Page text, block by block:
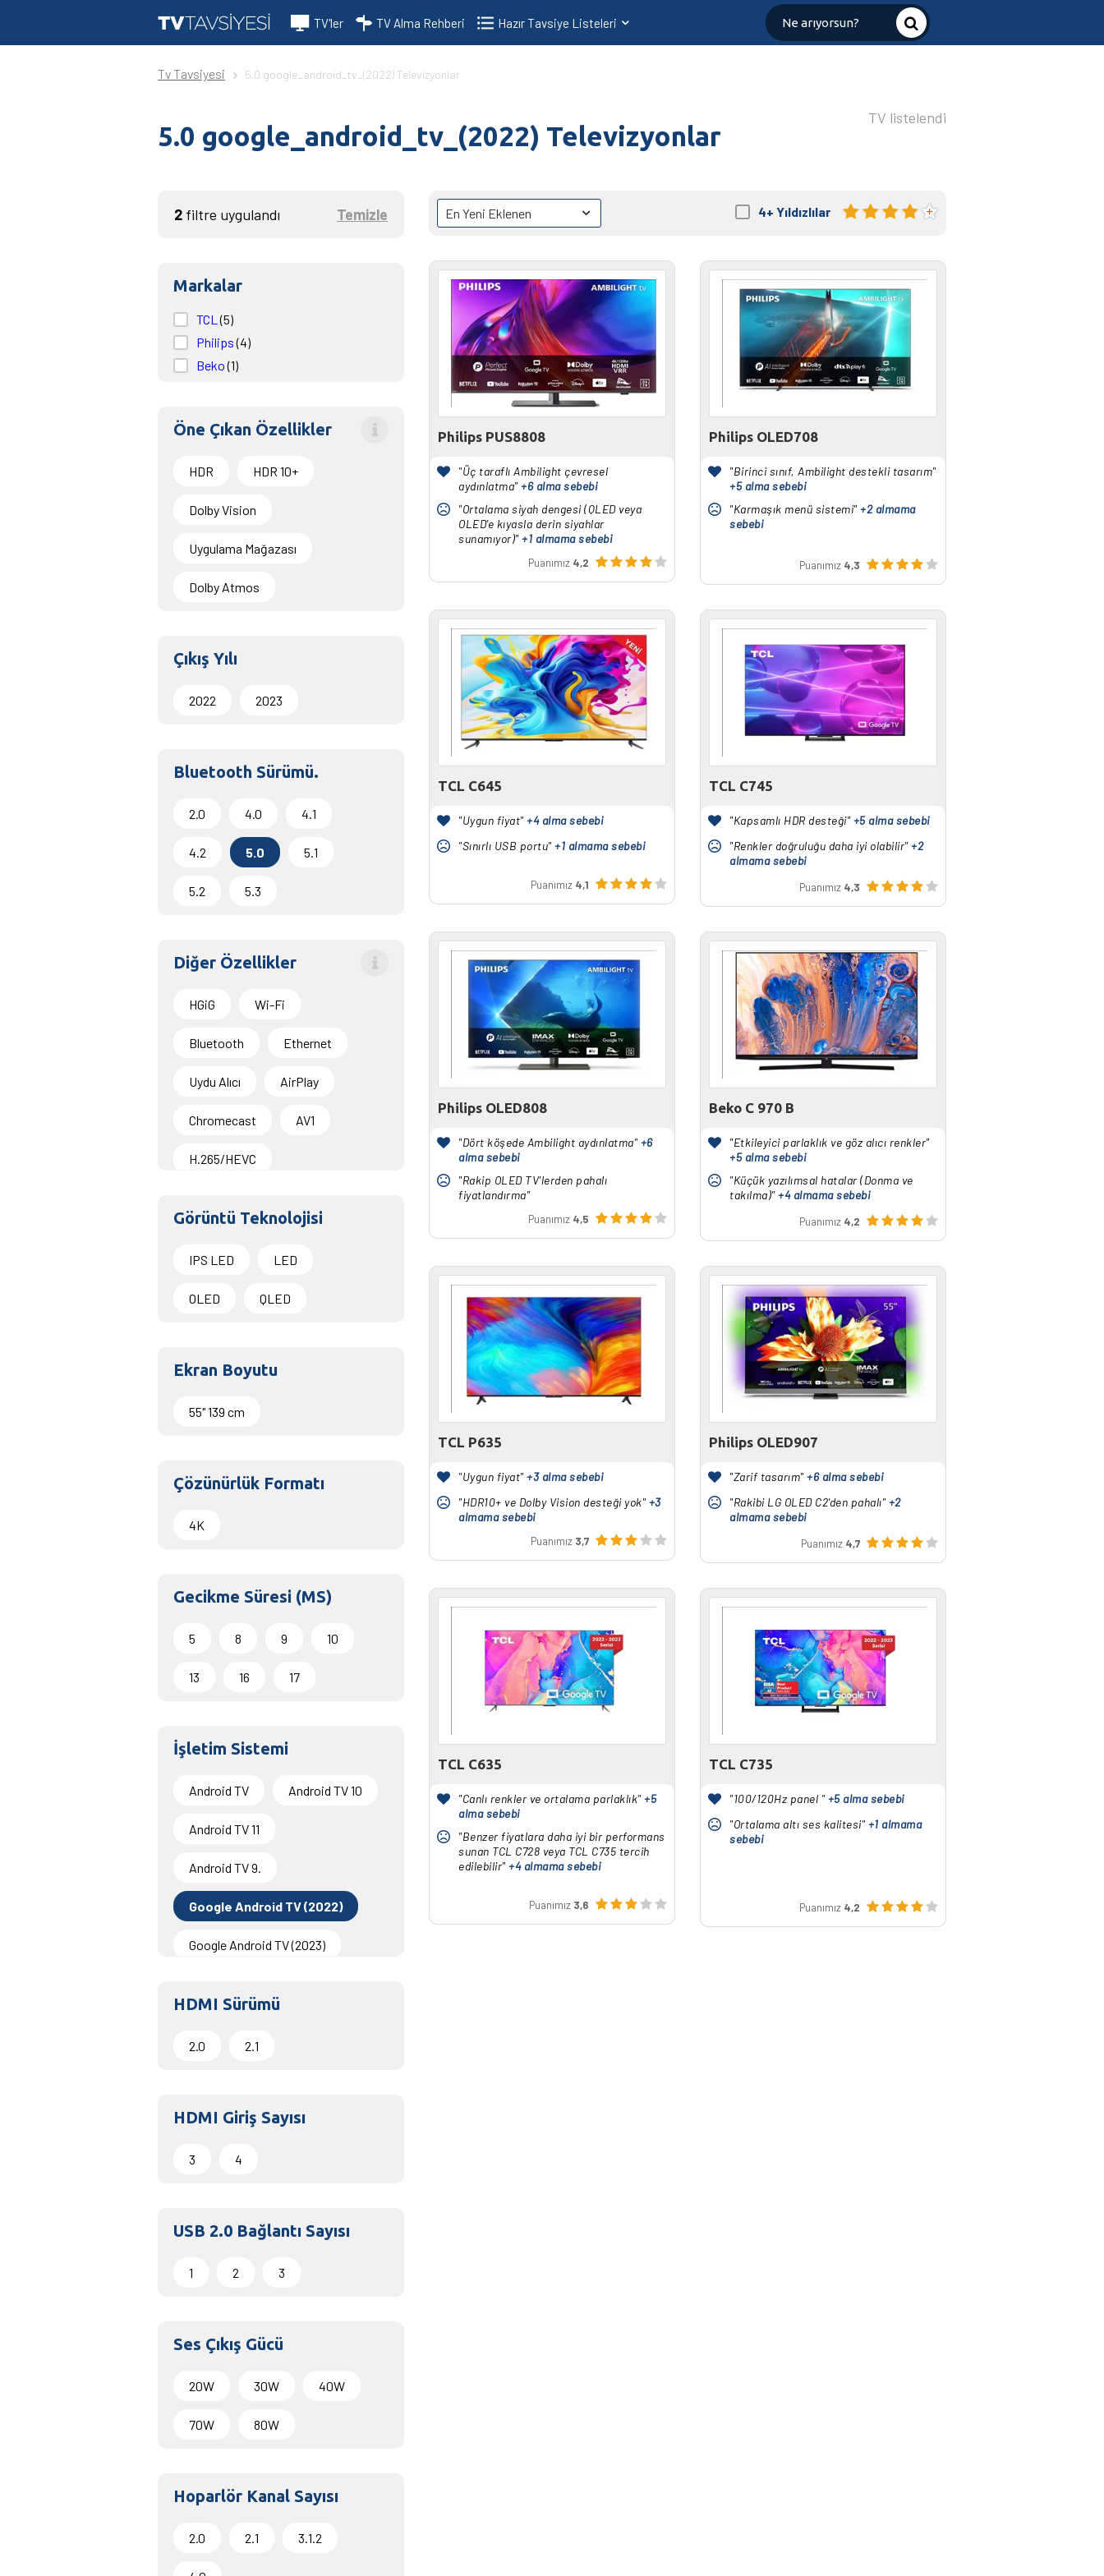
TV'ler TV Alma Rehberi Hazır Tavsiye Listeleri
Tv Tavsiyesi 5.0 google_android_tv_(2022) Televizyonlar
5.0 google_android_tv_(2022) Televizyonlar
TV listelendi
2 filtre uygulandı Temizle
Markalar
TCL(5)
Philips(4)
Beko(1)
Öne Çıkan Özellikler
HDR HDR 10+
Dolby Vision
Uygulama Mağazası
Dolby Atmos
Çıkış Yılı
2022 2023
Bluetooth Sürümü.
2.0 4.0 4.1
4.2 5.0 5.1
5.2 5.3
Diğer Özellikler
HGiG Wi-Fi
Bluetooth Ethernet
Uydu Alıcı AirPlay
Chromecast AV1
H.265/HEVC
Görüntü Teknolojisi
IPS LED LED
OLED QLED
Ekran Boyutu
55" 139 cm
Çözünürlük Formatı
4K
Gecikme Süresi (MS)
5 8 9 10
13 16 17
İşletim Sistemi
Android TV Android TV 10
Android TV 11
Android TV 9.
Google Android TV (2022)
Google Android TV (2023)
HDMI Sürümü
2.0 2.1
HDMI Giriş Sayısı
3 4
USB 2.0 Bağlantı Sayısı
1 2 3
Ses Çıkış Gücü
20W 30W 40W
70W 80W
Hoparlör Kanal Sayısı
2.0 2.1 3.1.2
4+ Yıldızlılar
Philips PUS8808
"Üç taraflı Ambilight çevresel
aydınlatma" +6 alma sebebi
"Ortalama siyah dengesi (QLED veya
OLED'e kıyasla derin siyahlar
sunamıyor)" +1 almama sebebi
Puanımız 4,2
Philips OLED708
"Birinci sınıf, Ambilight destekli tasarım"
+5 alma sebebi
"Karmaşık menü sistemi" +2 almama
sebebi
Puanımız 4,3
TCL C645
"Uygun fiyat" +4 alma sebebi
"Sınırlı USB portu" +1 almama sebebi
Puanımız 4,1
TCL C745
"Kapsamlı HDR desteği" +5 alma sebebi
"Renkler doğruluğu daha iyi olabilir" +2
almama sebebi
Puanımız 4,3
Philips OLED808
"Dört köşede Ambilight aydınlatma" +6
alma sebebi
"Rakip OLED TV'lerden pahalı
fiyatlandırma"
Puanımız 4,5
Beko C 970 B
"Etkileyici parlaklık ve göz alıcı renkler"
+5 alma sebebi
"Küçük yazılımsal hatalar (Donma ve
takılma)" +4 almama sebebi
Puanımız 4,2
TCL P635
"Uygun fiyat" +3 alma sebebi
"HDR10+ ve Dolby Vision desteği yok" +3
almama sebebi
Puanımız 3,7
Philips OLED907
"Zarif tasarım" +6 alma sebebi
"Rakibi LG OLED C2'den pahalı" +2
almama sebebi
Puanımız 4,7
TCL C635
"Canlı renkler ve ortalama parlaklık" +5
alma sebebi
"Benzer fiyatlara daha iyi bir performans
sunan TCL C728 veya TCL C735 tercih
edilebilir" +4 almama sebebi
Puanımız 3,6
TCL C735
"100/120Hz panel " +5 alma sebebi
"Ortalama altı ses kalitesi" +1 almama
sebebi
Puanımız 4,2